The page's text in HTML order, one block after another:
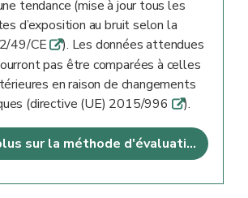
tendance (mise à jour tous les
d’exposition au bruit selon la
49/CEq). Les données attendues
pas être comparées à celles
en raison de changements
(directive (UE) 2015/996 q).
En savoir plus sur la méthode d'évaluation